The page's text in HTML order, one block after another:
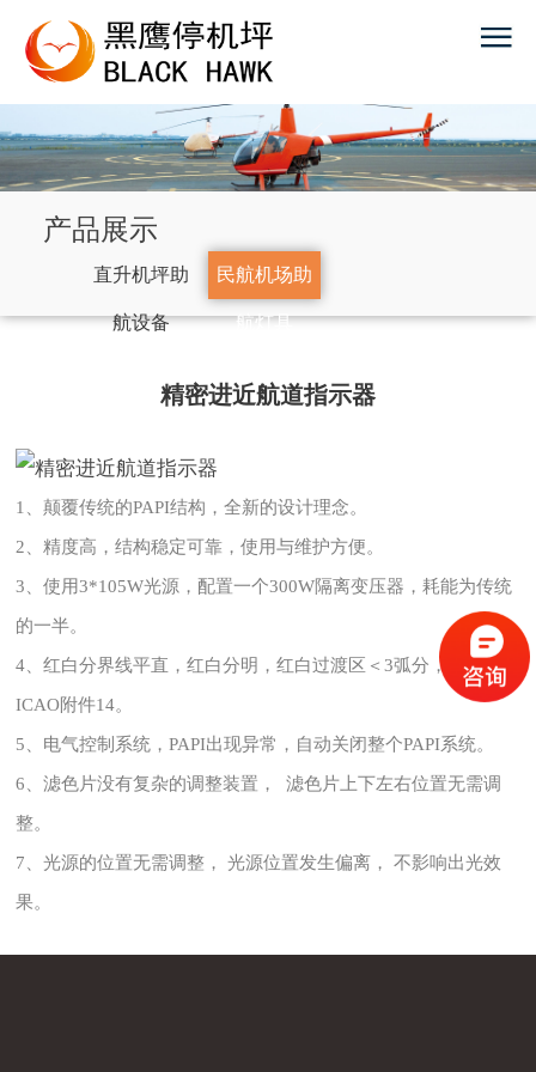
产品展示
直升机坪助
航设备
民航机场助
航灯具
精密进近航道指示器
1、颠覆传统的PAPI结构，全新的设计理念。
2、精度高，结构稳定可靠，使用与维护方便。
3、使用3*105W光源，配置一个300W隔离变压器，耗能为传统
的一半。
4、红白分界线平直，红白分明，红白过渡区＜3弧分，符合
ICAO附件14。
5、电气控制系统，PAPI出现异常，自动关闭整个PAPI系统。
6、滤色片没有复杂的调整装置， 滤色片上下左右位置无需调
整。
7、光源的位置无需调整， 光源位置发生偏离， 不影响出光效
果。